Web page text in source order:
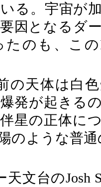
る。宇宙が
因となるダ
たのも、こ
の天体は白
発が起きる
星の正体に
のような普
文台のJosh